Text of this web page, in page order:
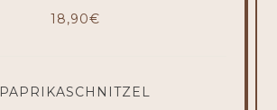
18,90€
PAPRIKASCHNITZEL